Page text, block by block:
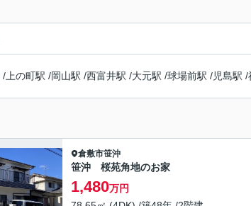
/ 上の町駅 /岡山駅 /西富井駅 /大元駅 /球場前駅 /児島駅 /
倉敷市笹沖
笹沖 桜苑角地のお家
1,480万円